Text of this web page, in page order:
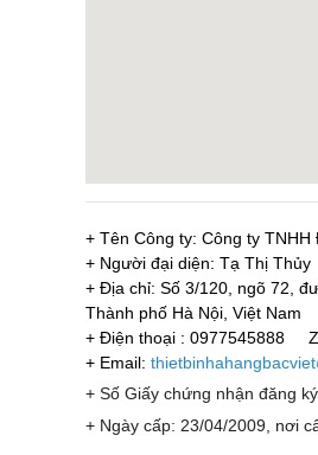
+ Tên Công ty: Công ty
+ Người đại diện: Tạ Thị Thủy
+ Địa chỉ: Số 3/120, ngõ 72,
Thành phố Hà Nội, Việt Nam
+ Điện thoại : 0977545888
+ Email:
+ Số Giấy chứng nhận đăng
+ Ngày cấp: 23/04/2009, nơi